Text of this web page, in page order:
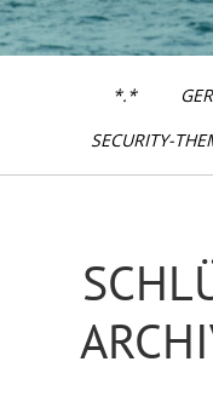
*.*
SECURITY-